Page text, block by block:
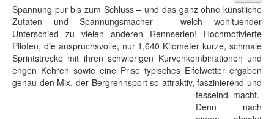
Spannung pur bis zum Schluss – und das ganz ohne künstliche
Zutaten und Spannungsmacher – welch wohltuender
Unterschied zu vielen anderen Rennserien! Hochmotivierte
Piloten, die anspruchsvolle, nur 1,640 Kilometer kurze, schmale
Sprintstrecke mit ihren schwierigen Kurvenkombinationen und
engen Kehren sowie eine Prise typisches Eifelwetter ergaben
genau den Mix, der Bergrennsport so attraktiv, faszinierend und
fesselnd macht.
Denn nach